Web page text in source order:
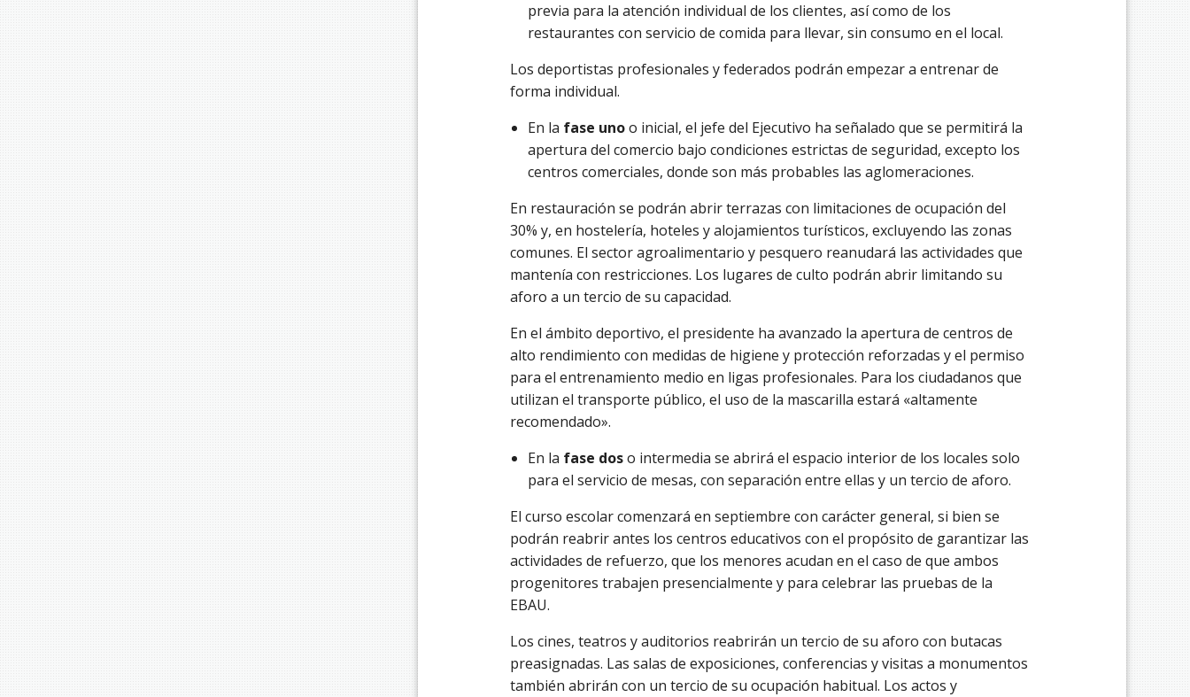
previa para la atención individual de los clientes, así como de los
restaurantes con servicio de comida para llevar, sin consumo en el local.
Los deportistas profesionales y federados podrán empezar a entrenar de
forma individual.
En la fase unoo inicial, el jefe del Ejecutivo ha señalado que se permitirá la
apertura del comercio bajo condiciones estrictas de seguridad, excepto los
centros comerciales, donde son más probables las aglomeraciones.
En restauración se podrán abrir terrazas con limitaciones de ocupación del
30% y, en hostelería, hoteles y alojamientos turísticos, excluyendo las zonas
comunes. El sector agroalimentario y pesquero reanudará las actividades que
mantenía con restricciones. Los lugares de culto podrán abrir limitando su
aforo a un tercio de su capacidad.
En el ámbito deportivo, el presidente ha avanzado la apertura de centros de
alto rendimiento con medidas de higiene y protección reforzadas y el permiso
para el entrenamiento medio en ligas profesionales. Para los ciudadanos que
utilizan el transporte público, el uso de la mascarilla estará «altamente
recomendado».
En la fase doso intermedia se abrirá el espacio interior de los locales solo
para el servicio de mesas, con separación entre ellas y un tercio de aforo.
El curso escolar comenzará en septiembre con carácter general, si bien se
podrán reabrir antes los centros educativos con el propósito de garantizar las
actividades de refuerzo, que los menores acudan en el caso de que ambos
progenitores trabajen presencialmente y para celebrar las pruebas de la
EBAU.
Los cines, teatros y auditorios reabrirán un tercio de su aforo con butacas
preasignadas. Las salas de exposiciones, conferencias y visitas a monumentos
también abrirán con un tercio de su ocupación habitual. Los actos y